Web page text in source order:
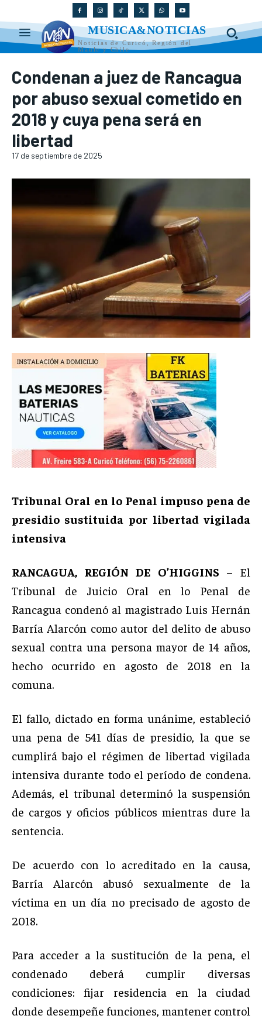
MUSICA&NOTICIAS
Noticias de Curicó, Región del
Maule y Chile
Condenan a juez de Rancagua
por abuso sexual cometido en
2018 y cuya pena será en
libertad
17 de septiembre de 2025
Tribunal Oral en lo Penal impuso pena de
presidio sustituida por libertad vigilada
intensiva
RANCAGUA, REGIÓN DE O’HIGGINS – El
Tribunal de Juicio Oral en lo Penal de
Rancagua condenó al magistrado Luis Hernán
Barría Alarcón como autor del delito de abuso
sexual contra una persona mayor de 14 años,
hecho ocurrido en agosto de 2018 en la
comuna.
El fallo, dictado en forma unánime, estableció
una pena de 541 días de presidio, la que se
cumplirá bajo el régimen de libertad vigilada
intensiva durante todo el período de condena.
Además, el tribunal determinó la suspensión
de cargos y oficios públicos mientras dure la
sentencia.
De acuerdo con lo acreditado en la causa,
Barría Alarcón abusó sexualmente de la
víctima en un día no precisado de agosto de
2018.
Para acceder a la sustitución de la pena, el
condenado deberá cumplir diversas
condiciones: fijar residencia en la ciudad
donde desempeñe funciones, mantener control